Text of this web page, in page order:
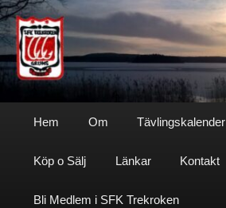
Hoppa
till
primärt
innehållSfktrekroken
Hem Om Tävlingskalender
Köp o Sälj Länkar Kontakt
Bli Medlem i SFK Trekroken